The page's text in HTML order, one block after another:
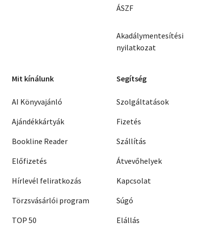
ÁSZF
Akadálymentesítési
nyilatkozat
Mit kínálunk
AI Könyvajánló
Ajándékkártyák
Bookline Reader
Előfizetés
Hírlevél feliratkozás
Törzsvásárlói program
TOP 50
Segítség
Szolgáltatások
Fizetés
Szállítás
Átvevőhelyek
Kapcsolat
Súgó
Elállás